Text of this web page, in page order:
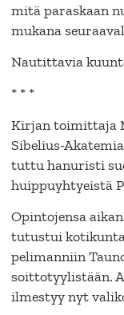
mitä paraskaan
mukana
Nautittavia
* * *
Kirjan toimittaja
Sibelius-
tuttu hanuristi
huippuyhtyeistä
Opintojensa
tutustui
pelimanniin
soittotyylistään.
ilmestyy nyt